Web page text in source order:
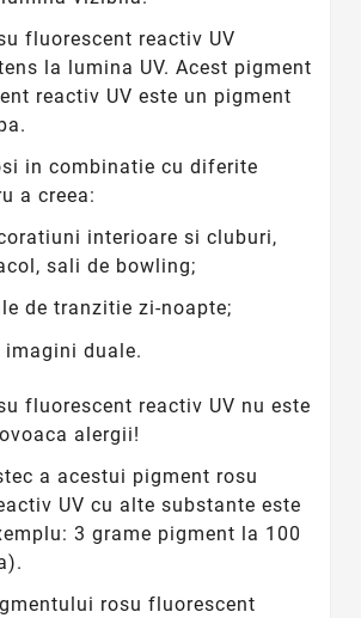
fluorescent reactiv UV
la lumina UV. Acest pigment
reactiv UV este un pigment
in combinatie cu diferite
a creea:
interioare si cluburi,
sali de bowling;
de tranzitie zi-noapte;
imagini duale.
fluorescent reactiv UV nu este
alergii!
a acestui pigment rosu
UV cu alte substante este
3 grame pigment la 100
rosu fluorescent